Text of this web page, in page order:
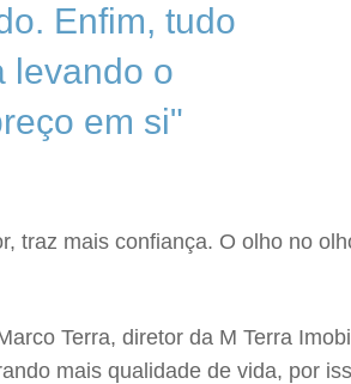
Enfim, tudo
levando o
em si"
traz mais confiança. O olho no
Terra, diretor da M Terra
mais qualidade de vida, por